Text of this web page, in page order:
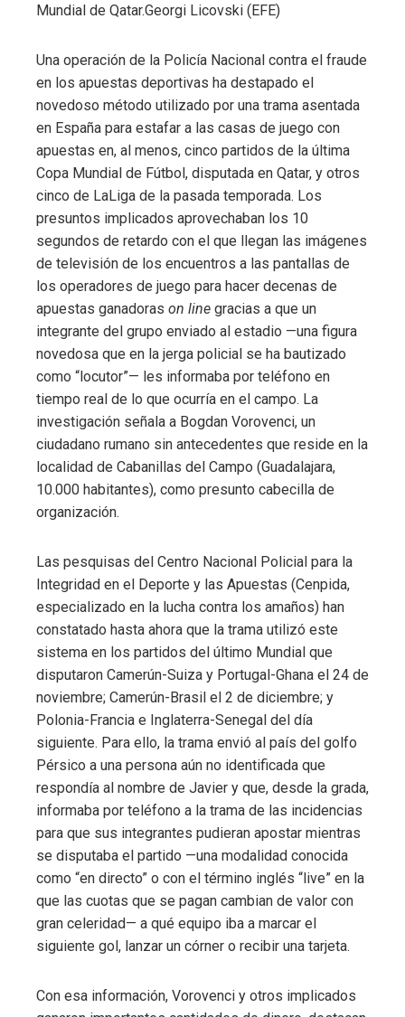
Mundial de Qatar.Georgi Licovski (EFE)
Una operación de la Policía Nacional contra el fraude
en los apuestas deportivas ha destapado el
novedoso método utilizado por una trama asentada
en España para estafar a las casas de juego con
apuestas en, al menos, cinco partidos de la última
Copa Mundial de Fútbol, disputada en Qatar, y otros
cinco de LaLiga de la pasada temporada. Los
presuntos implicados aprovechaban los 10
segundos de retardo con el que llegan las imágenes
de televisión de los encuentros a las pantallas de
los operadores de juego para hacer decenas de
apuestas ganadoras on line gracias a que un
integrante del grupo enviado al estadio —una figura
novedosa que en la jerga policial se ha bautizado
como “locutor”— les informaba por teléfono en
tiempo real de lo que ocurría en el campo. La
investigación señala a Bogdan Vorovenci, un
ciudadano rumano sin antecedentes que reside en la
localidad de Cabanillas del Campo (Guadalajara,
10.000 habitantes), como presunto cabecilla de
organización.
Las pesquisas del Centro Nacional Policial para la
Integridad en el Deporte y las Apuestas (Cenpida,
especializado en la lucha contra los amaños) han
constatado hasta ahora que la trama utilizó este
sistema en los partidos del último Mundial que
disputaron Camerún-Suiza y Portugal-Ghana el 24 de
noviembre; Camerún-Brasil el 2 de diciembre; y
Polonia-Francia e Inglaterra-Senegal del día
siguiente. Para ello, la trama envió al país del golfo
Pérsico a una persona aún no identificada que
respondía al nombre de Javier y que, desde la grada,
informaba por teléfono a la trama de las incidencias
para que sus integrantes pudieran apostar mientras
se disputaba el partido —una modalidad conocida
como “en directo” o con el término inglés “live” en la
que las cuotas que se pagan cambian de valor con
gran celeridad— a qué equipo iba a marcar el
siguiente gol, lanzar un córner o recibir una tarjeta.
Con esa información, Vorovenci y otros implicados